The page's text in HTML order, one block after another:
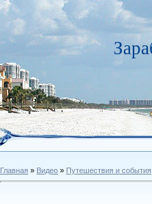
Главная » Видео » Путешествия и события